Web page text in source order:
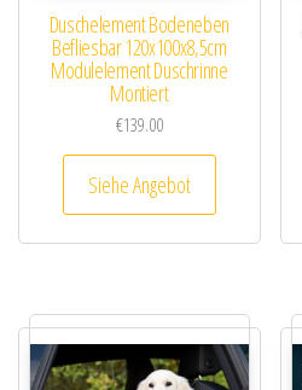
Duschelement Bodeneben
Befliesbar 120x100x8,5cm
Modulelement Duschrinne
Montiert
€139.00
Siehe Angebot